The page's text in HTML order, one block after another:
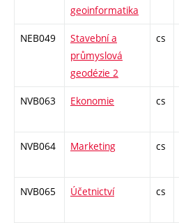
geoinformatika
NEB049
Stavební a
průmyslová
geodézie 2
cs
NVB063 Ekonomie cs
NVB064 Marketing cs
NVB065 Účetnictví cs